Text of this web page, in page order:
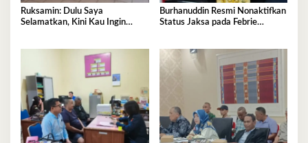
Ruksamin: Dulu Saya
Selamatkan, Kini Kau Ingin
Burhanuddin Resmi Nonaktifkan
Status Jaksa pada Febrie